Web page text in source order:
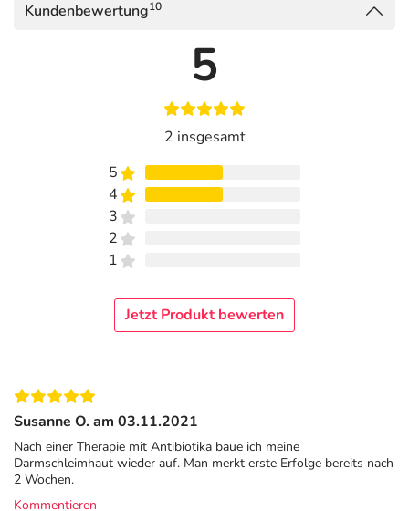
Kundenbewertung10
5
2 insgesamt
5
4
3
2
1
Jetzt Produkt bewerten
Susanne O. am 03.11.2021
Nach einer Therapie mit Antibiotika baue ich meine
Darmschleimhaut wieder auf. Man merkt erste Erfolge bereits nach
2 Wochen.
Kommentieren